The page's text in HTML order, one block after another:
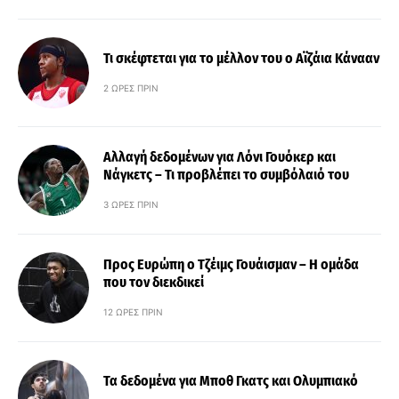
Τι σκέφτεται για το μέλλον του ο Αϊζάια Κάνααν
2 ΏΡΕΣ ΠΡΙΝ
Αλλαγή δεδομένων για Λόνι Γουόκερ και
Νάγκετς – Τι προβλέπει το συμβόλαιό του
3 ΏΡΕΣ ΠΡΙΝ
Προς Ευρώπη ο Τζέιμς Γουάισμαν – Η ομάδα
που τον διεκδικεί
12 ΏΡΕΣ ΠΡΙΝ
Τα δεδομένα για Μποθ Γκατς και Ολυμπιακό